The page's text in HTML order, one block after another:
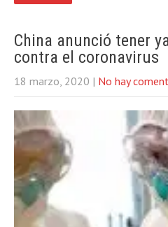
China anunció tener
contra el coronavirus
18 marzo, 2020 | No hay